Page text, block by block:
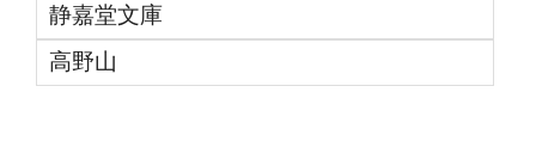
静嘉堂文庫
高野山